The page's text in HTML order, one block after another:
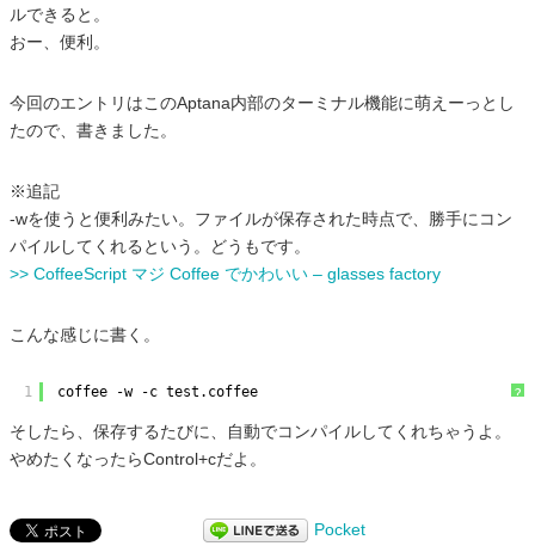
ルできると。
おー、便利。
今回のエントリはこのAptana内部のターミナル機能に萌えーっとし
たので、書きました。
※追記
-wを使うと便利みたい。ファイルが保存された時点で、勝手にコン
パイルしてくれるという。どうもです。
>> CoffeeScript マジ Coffee でかわいい – glasses factory
こんな感じに書く。
?
1 coffee -w -c test.coffee
そしたら、保存するたびに、自動でコンパイルしてくれちゃうよ。
やめたくなったらControl+cだよ。
Pocket